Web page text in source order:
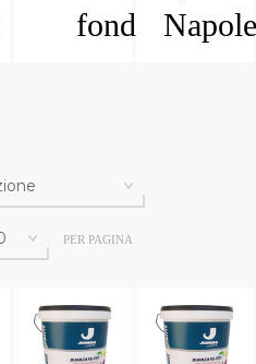
fondi
PER PAGINA